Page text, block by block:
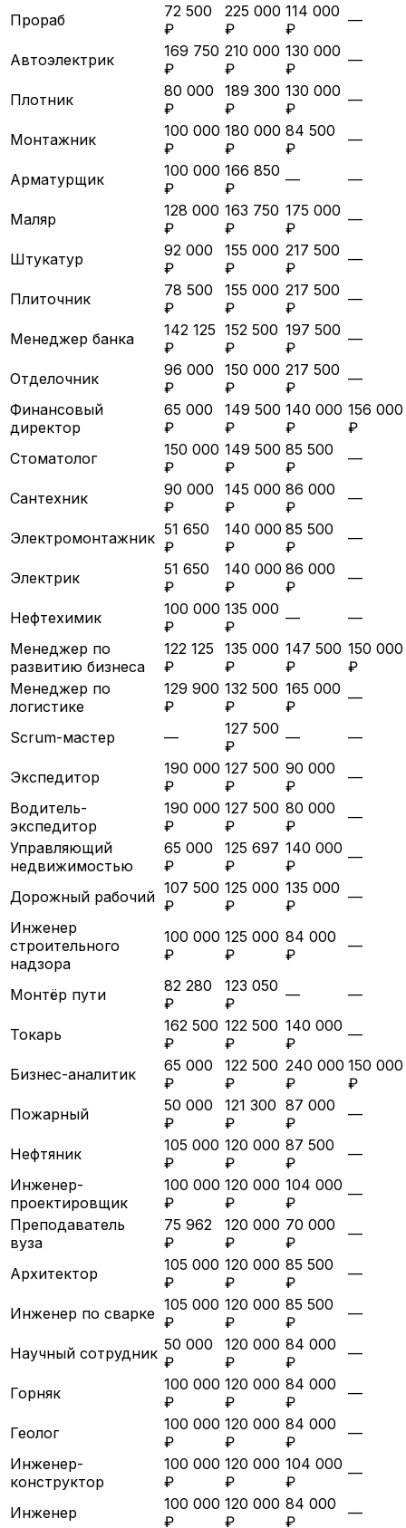
Прораб
72 500
₽
225 000
₽
114 000
₽
—
Автоэлектрик
169 750
₽
210 000
₽
130 000
₽
—
Плотник
80 000
₽
189 300
₽
130 000
₽
—
Монтажник
100 000
₽
180 000
₽
84 500
₽
—
Арматурщик
100 000
₽
166 850
₽
— —
Маляр
128 000
₽
163 750
₽
175 000
₽
—
Штукатур
92 000
₽
155 000
₽
217 500
₽
—
Плиточник
78 500
₽
155 000
₽
217 500
₽
—
Менеджер банка
142 125
₽
152 500
₽
197 500
₽
—
Отделочник
96 000
₽
150 000
₽
217 500
₽
—
Финансовый
директор
65 000
₽
149 500
₽
140 000
₽
156 000
₽
Стоматолог
150 000
₽
149 500
₽
85 500
₽
—
Сантехник
90 000
₽
145 000
₽
86 000
₽
—
Электромонтажник 51 650
₽
140 000
₽
85 500
₽
—
Электрик
51 650
₽
140 000
₽
86 000
₽
—
Нефтехимик
100 000
₽
135 000
₽
—
—
Менеджер по
развитию бизнеса
122 125
₽
135 000
₽
147 500
₽
150 000
₽
Менеджер по
логистике
129 900
₽
132 500
₽
165 000
₽
—
Scrum-мастер —
127 500
₽
— —
Экспедитор
190 000
₽
127 500
₽
90 000
₽
—
Водитель-
экспедитор
190 000
₽
127 500
₽
80 000
₽
—
Управляющий
недвижимостью
65 000
₽
125 697
₽
140 000
₽
—
Дорожный рабочий 107 500
₽
125 000
₽
135 000
₽
—
Инженер
строительного
надзора
100 000
₽
125 000
₽
84 000
₽
—
Монтёр пути
82 280
₽
123 050
₽
— —
Токарь
162 500
₽
122 500
₽
140 000
₽
—
Бизнес-аналитик
65 000
₽
122 500
₽
240 000
₽
150 000
₽
Пожарный
50 000
₽
121 300
₽
87 000
₽
—
Нефтяник
105 000
₽
120 000
₽
87 500
₽
—
Инженер-
проектировщик
100 000
₽
120 000
₽
104 000
₽
—
Преподаватель
вуза
75 962
₽
120 000
₽
70 000
₽
—
Архитектор
105 000
₽
120 000
₽
85 500
₽
—
Инженер по сварке 105 000
₽
120 000
₽
85 500
₽
—
Научный сотрудник 50 000
₽
120 000
₽
84 000
₽
—
Горняк
100 000
₽
120 000
₽
84 000
₽
—
Геолог
100 000
₽
120 000
₽
84 000
₽
—
Инженер-
конструктор
100 000
₽
120 000
₽
104 000
₽
—
Инженер
100 000
₽
120 000
₽
84 000
₽
—